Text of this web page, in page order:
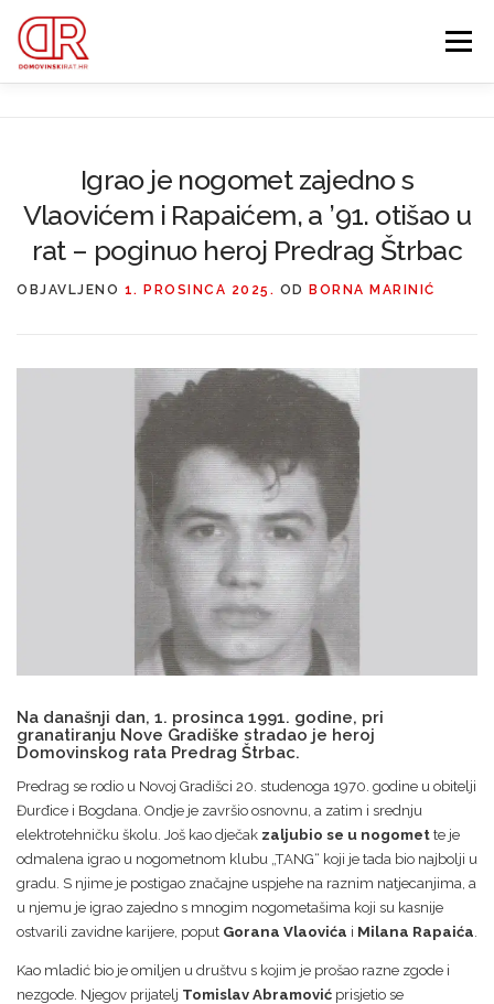
sadržaj
Izbornik
IZDVOJENE KATEGORIJE O MENI MEMBERSHIP
Search for:
Search Button
Igrao je nogomet zajedno s
Vlaovićem i Rapaićem, a ’91. otišao u
rat – poginuo heroj Predrag Štrbac
OBJAVLJENO 1. PROSINCA 2025. OD BORNA MARINIĆ
Na današnji dan, 1. prosinca 1991. godine, pri
granatiranju Nove Gradiške stradao je heroj
Domovinskog rata Predrag Štrbac.
Predrag se rodio u Novoj Gradišci 20. studenoga 1970. godine u obitelji
Đurđice i Bogdana. Ondje je završio osnovnu, a zatim i srednju
elektrotehničku školu. Još kao dječak zaljubio se u nogomet te je
odmalena igrao u nogometnom klubu „TANG“ koji je tada bio najbolji u
gradu. S njime je postigao značajne uspjehe na raznim natjecanjima, a
u njemu je igrao zajedno s mnogim nogometašima koji su kasnije
ostvarili zavidne karijere, poput Gorana Vlaovića i Milana Rapaića
Kao mladić bio je omiljen u društvu s kojim je prošao razne zgode i
nezgode. Njegov prijatelj Tomislav Abramović prisjetio se